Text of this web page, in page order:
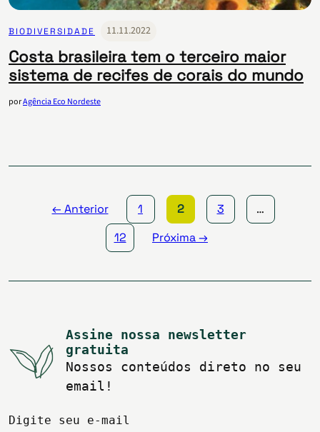
BIODIVERSIDADE 11.11.2022
Costa brasileira tem o terceiro maior
sistema de recifes de corais do mundo
porAgência Eco Nordeste
de
← Anterior 1 2 3
…
12
Próxima →
Assine nossa newsletter
gratuita
Nossos conteúdos direto no seu
email!
Digite seu e-mail